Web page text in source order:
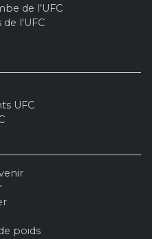
de l'UFC
l'UFC
UFC
poids